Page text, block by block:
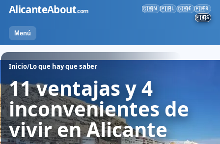
contenido
AlicanteAbout.com
Menú
🇬🇧EN 🇵🇱PL 🇩🇪DE 🇫🇷FR
🇪🇸ES
Inicio/Lo que hay que saber
11 ventajas y 4
inconvenientes de
vivir en Alicante